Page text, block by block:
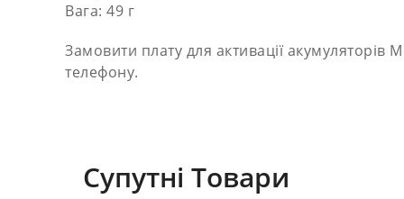
Вага: 49 г
Замовити плату для активації
телефону.
Супутні Товари